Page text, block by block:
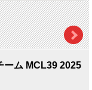
ーム MCL39 2025